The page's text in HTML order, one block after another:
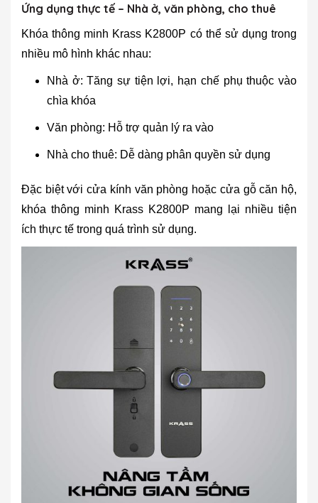
Ứng dụng thực tế – Nhà ở, văn phòng, cho thuê
Khóa thông minh Krass K2800P có thể sử dụng trong
nhiều mô hình khác nhau:
Nhà ở: Tăng sự tiện lợi, hạn chế phụ thuộc vào
chìa khóa
Văn phòng: Hỗ trợ quản lý ra vào
Nhà cho thuê: Dễ dàng phân quyền sử dụng
Đặc biệt với cửa kính văn phòng hoặc cửa gỗ căn hộ,
khóa thông minh Krass K2800P mang lại nhiều tiện
ích thực tế trong quá trình sử dụng.